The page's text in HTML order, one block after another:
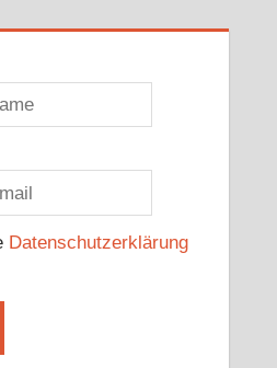
Datenschutzerklärung